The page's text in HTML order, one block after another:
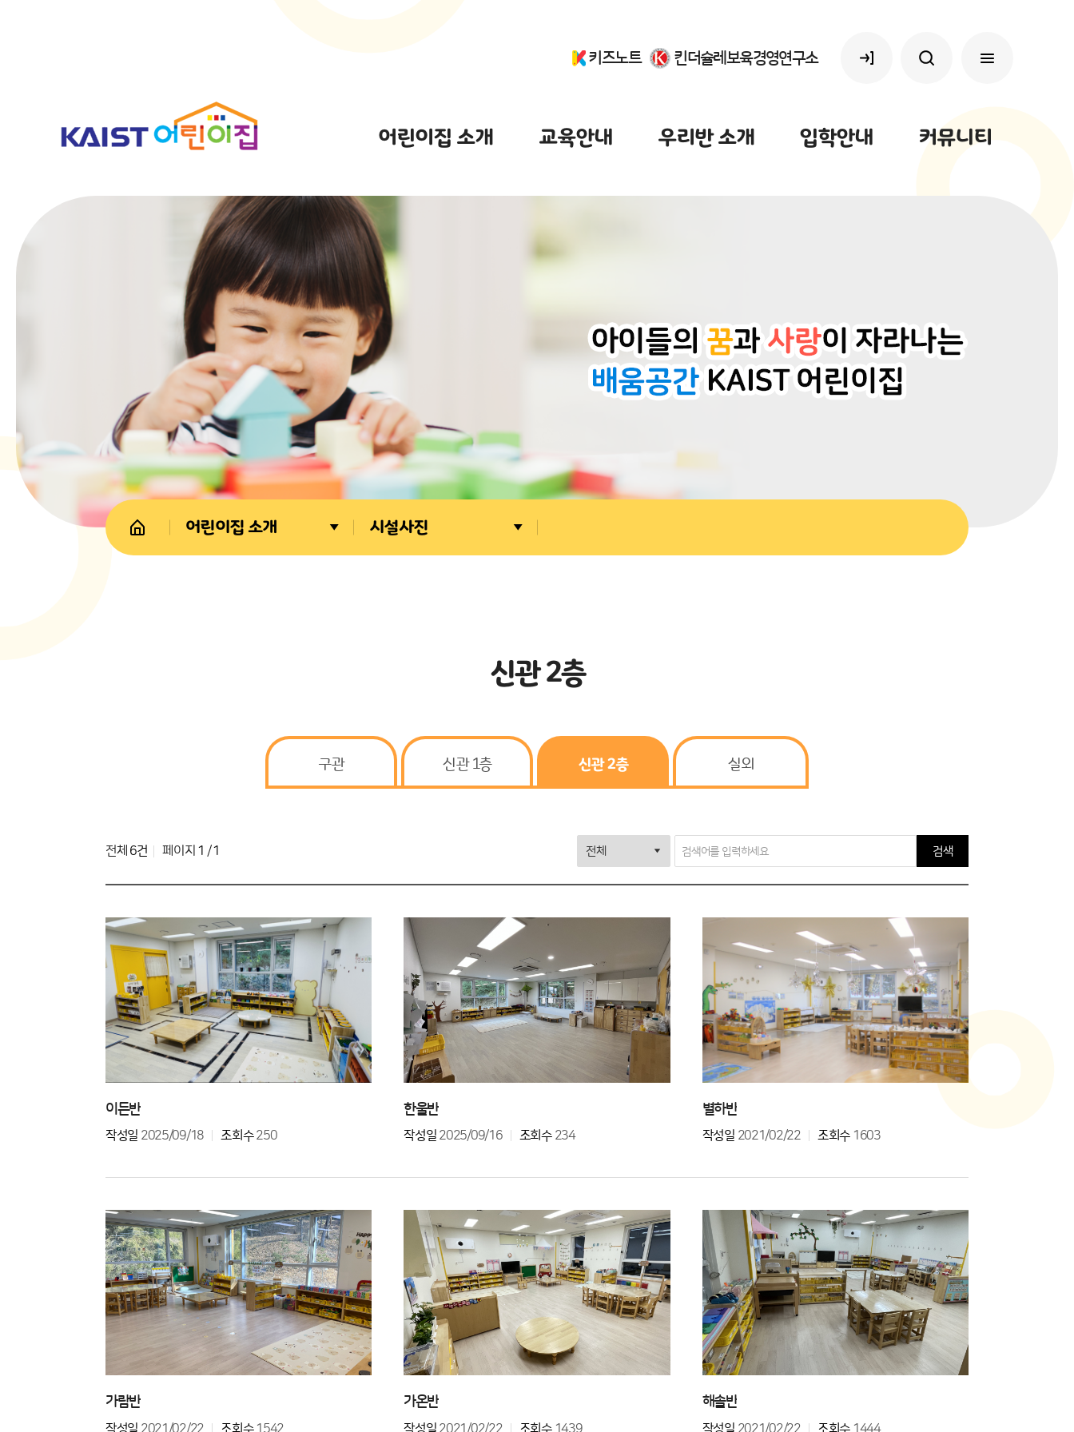
키즈노트 킨더슐레보육경영연구소
어린이집 소개 교육안내 우리반 소개 입학안내 커뮤니티
어린이집 소개 시설사진
신관 2층
구관 신관 1층 신관 2층 실외
일반게시판
(BOD)
검색
검색
전체 6건 페이지 1 /1
이든반
작성일 2025/09/18 조회수250
한울반
작성일 2025/09/16 조회수234
별하반
작성일 2021/02/22 조회수 1603
가람반
작성일 2021/02/22 조회수1542
가온반
작성일 2021/02/22 조회수1439
해솔반
작성일 2021/02/22 조회수 1444